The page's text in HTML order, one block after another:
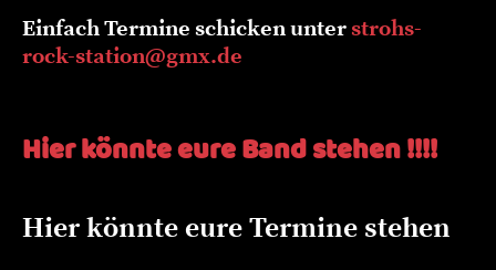
Einfach Termine schicken unter strohs-
rock-station@gmx.de
Hier könnte eure Band stehen !!!!
Hier könnte eure Termine stehen